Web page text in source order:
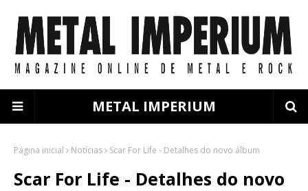
METAL IMPERIUM
Página inicial Notícias Scar For Life - Detalhes do novo álbum
Scar For Life - Detalhes do novo